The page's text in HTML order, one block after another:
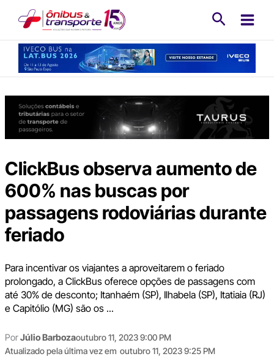
conteúdo
ClickBus observa aumento de
600% nas buscas por
passagens rodoviárias durante
feriado
Para incentivar os viajantes a aproveitarem o feriado
prolongado, a ClickBus oferece opções de passagens com
até 30% de desconto; Itanhaém (SP), Ilhabela (SP), Itatiaia (RJ)
e Capitólio (MG) são os ...
PorJúlio Barbozaoutubro 11, 2023 9:00 PM
Atualizado pela última vez em outubro 11, 2023 9:25 PM